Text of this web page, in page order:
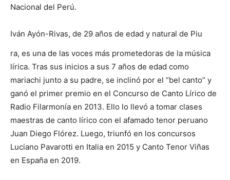
Nacional del Perú.
Iván Ayón-Rivas, de 29 años de edad y natural de Piu
ra, es una de las voces más prometedoras de la música
lírica. Tras sus inicios a sus 7 años de edad como
mariachi junto a su padre, se inclinó por el “bel canto” y
ganó el primer premio en el Concurso de Canto Lírico de
Radio Filarmonía en 2013. Ello lo llevó a tomar clases
maestras de canto lírico con el afamado tenor peruano
Juan Diego Flórez. Luego, triunfó en los concursos
Luciano Pavarotti en Italia en 2015 y Canto Tenor Viñas
en España en 2019.